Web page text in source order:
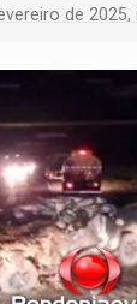
de 2025,